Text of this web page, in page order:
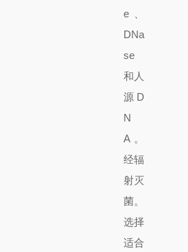
e、
DNa
se
和人
源D
N
A。
经辐
射灭
菌。
选择
适合